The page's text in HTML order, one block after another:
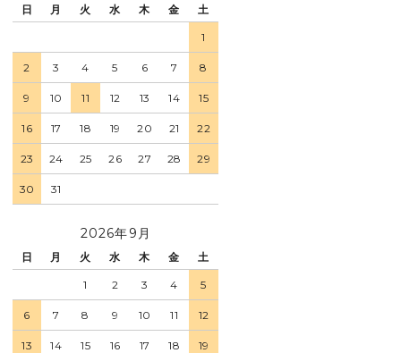
日 月 火 水 木 金 土
1
2 3 4 5 6 7 8
9 10 11 12 13 14 15
16 17 18 19 20 21 22
23 24 25 26 27 28 29
30 31
2026年9月
日 月 火 水 木 金 土
1 2 3 4 5
6 7 8 9 10 11 12
13 14 15 16 17 18 19